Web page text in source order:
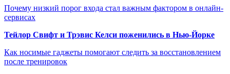
Почему низкий порог входа стал важным фактором в онлайн-
сервисах
Тейлор Свифт и Трэвис Келси поженились в Нью-Йорке
Как носимые гаджеты помогают следить за восстановлением
после тренировок